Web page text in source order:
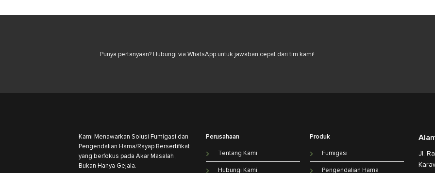
Punya pertanyaan? Hubungi via WhatsApp untuk jawaban cepat dari tim kami!
Kami Menawarkan Solusi Fumigasi dan
Pengendalian Hama/Rayap Bersertifikat
yang berfokus pada Akar Masalah ,
Bukan Hanya Gejala.
Perusahaan
Tentang Kami
Hubungi Kami
Produk
Fumigasi
Pengendalian Hama
Jl.